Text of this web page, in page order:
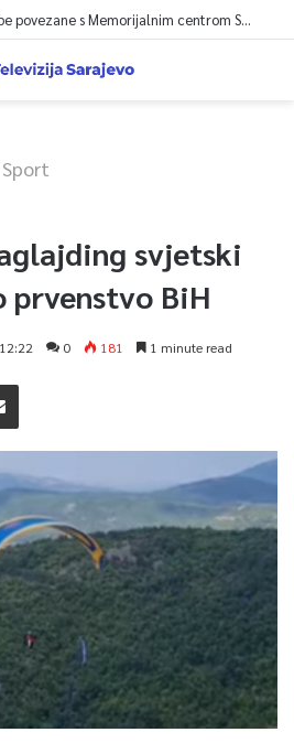
Saslušane još četiri osobe povezane s Memorijalnim centrom Srebrenica, na spisku ukupno 26
Sport
svjetski
prvenstvo BiH
0 181 1 minute read